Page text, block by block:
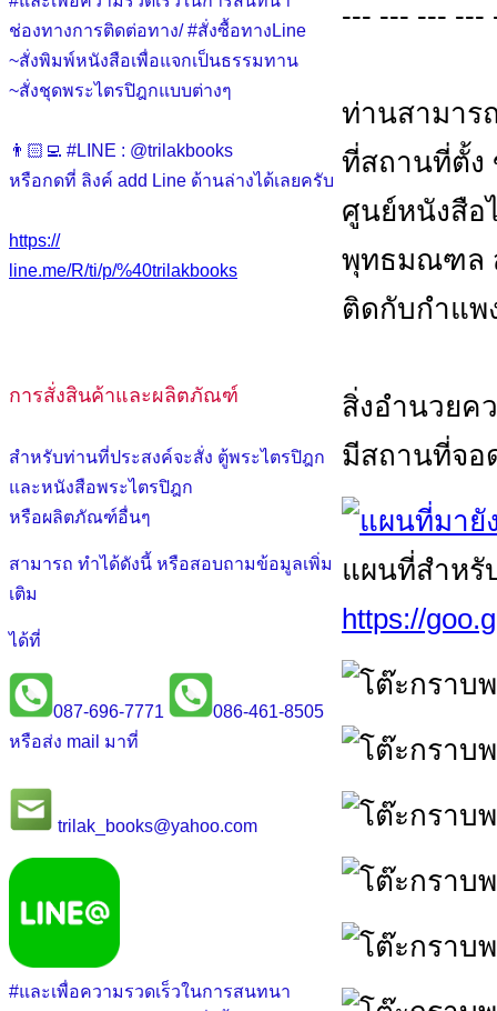
ช่องทางการติดต่อทาง/ #สั่งซื้อทางLine
~สั่งพิมพ์หนังสือเพื่อแจกเป็นธรรมทาน
~สั่งชุดพระไตรปิฎกแบบต่างๆ
👨🏻‍💻 #LINE : @trilakbooks
หรือกดที่ ลิงค์ add Line ด้านล่างได้เลยครับ
https://
line.me/R/ti/p/%40trilakbooks
การสั่งสินค้าและผลิตภัณฑ์
สำหรับท่านที่ประสงค์จะสั่ง ตู้พระไตรปิฎก
และหนังสือพระไตรปิฎก
หรือผลิตภัณฑ์อื่นๆ
สามารถ ทำได้ดังนี้ หรือสอบถามข้อมูลเพิ่ม
เติม
ได้ที่
087-696-7771
086-461-8505
หรือส่ง mail มาที่
trilak_books@yahoo.com
#และเพื่อความรวดเร็วในการสนทนา
--- --- --- ---
ท่านสามาร
ที่สถานที่ตั้ง
ศูนย์หนังสือ
พุทธมณฑล
ติดกับกำแ
สิ่งอำนวยค
มีสถานที่จอ
แผนที่สำหรั
https://